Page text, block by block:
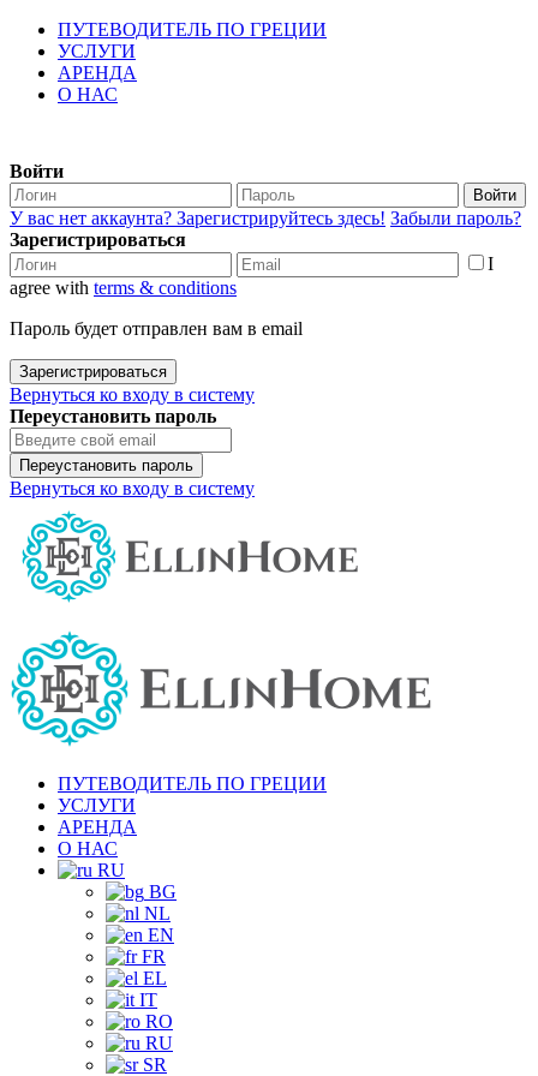
ПУТЕВОДИТЕЛЬ ПО ГРЕЦИИ
УСЛУГИ
АРЕНДА
О НАС
Войти
Войти
У вас нет аккаунта? Зарегистрируйтесь здесь! Забыли пароль?
Зарегистрироваться
I
agree with terms & conditions
Пароль будет отправлен вам в email
Зарегистрироваться
Вернуться ко входу в систему
Переустановить пароль
Переустановить пароль
Вернуться ко входу в систему
ПУТЕВОДИТЕЛЬ ПО ГРЕЦИИ
УСЛУГИ
АРЕНДА
О НАС
RU
BG
NL
EN
FR
EL
IT
RO
RU
SR